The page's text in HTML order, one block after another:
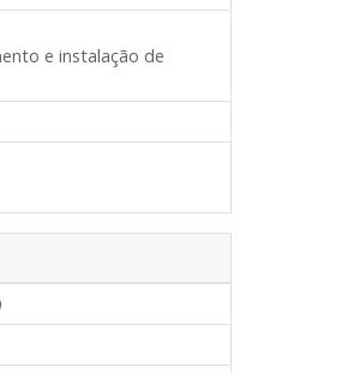
e instalação de